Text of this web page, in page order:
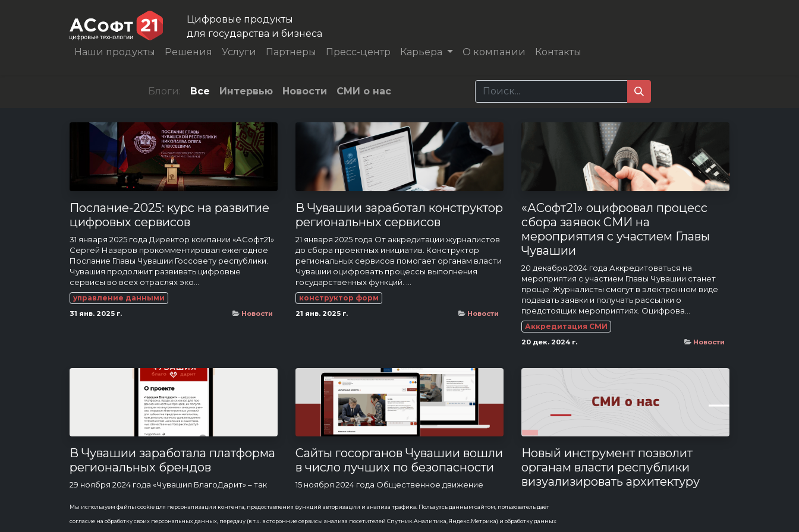
Цифровые продукты
для государства и бизнеса
Наши продукты
Решения Услуги Партнеры Пресс-центр Карьера О компании Контакты
Блоги: Все Интервью Новости СМИ о нас
Послание-2025: курс на развитие
цифровых сервисов
31 января 2025 года Директор компании «АСофт21»
Сергей Назаров прокомментировал ежегодное
Послание Главы Чувашии Госсовету республики.
Чувашия продолжит развивать цифровые
сервисы во всех отраслях эко...
управление данными
31 янв. 2025 г. Новости
В Чувашии заработал конструктор
региональных сервисов
21 января 2025 года От аккредитации журналистов
до сбора проектных инициатив. Конструктор
региональных сервисов помогает органам власти
Чувашии оцифровать процессы выполнения
государственных функций. ...
конструктор форм
21 янв. 2025 г. Новости
«АСофт21» оцифровал процесс
сбора заявок СМИ на
мероприятия с участием Главы
Чувашии
20 декабря 2024 года Аккредитоваться на
мероприятия с участием Главы Чувашии станет
проще. Журналисты смогут в электронном виде
подавать заявки и получать рассылки о
предстоящих мероприятиях. Оцифрова...
Аккредитация СМИ
20 дек. 2024 г. Новости
В Чувашии заработала платформа
региональных брендов
29 ноября 2024 года «Чувашия БлагоДарит» – так
брендов, которая заработала в нашем регионе.
Проект создан по поручению Главы Чувашии
Олега Николаева. Разра...
Сайты госорганов Чувашии вошли
в число лучших по безопасности
15 ноября 2024 года Общественное движение
исследования информационной безопасности
ресурсы Чувашии вошли в чис...
Новый инструмент позволит
органам власти республики
визуализировать архитектуру
11 ноября 2024 года Компания «АСофт21»
разрабатывает подсистему визуализации и
Мы используем файлы cookie для персонализации контента, предоставления функций авторизации и анализа трафика. Пользуясь данным сайтом, пользователь даёт
согласие на обработку своих персональных данных, передачу (в т.ч. в сторонние сервисы анализа посетителей Спутник.Аналитика, Яндекс.Метрика) и обработку данных